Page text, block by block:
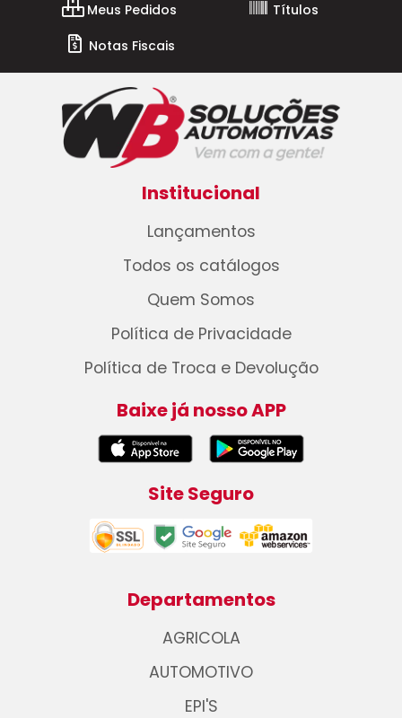
Meus Pedidos
Títulos
Notas Fiscais
Institucional
Lançamentos
Todos os catálogos
Quem Somos
Política de Privacidade
Política de Troca e Devolução
Baixe já nosso APP
Site Seguro
Departamentos
AGRICOLA
AUTOMOTIVO
EPI'S